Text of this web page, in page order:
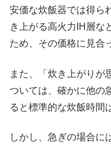
安価な炊飯器では得ら
き上がる高火力IH層な
ため、その価格に見合
また、「炊き上がりが
ついては、確かに他の
ると標準的な炊飯時間
しかし、急ぎの場合に